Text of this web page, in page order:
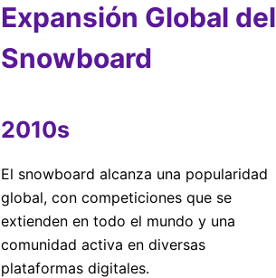
Expansión Global del
Snowboard
2010s
El snowboard alcanza una popularidad
global, con competiciones que se
extienden en todo el mundo y una
comunidad activa en diversas
plataformas digitales.